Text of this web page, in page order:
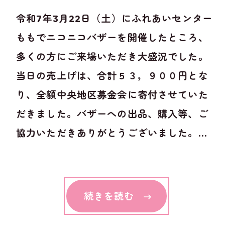
令和7年3月22日（土）にふれあいセンター
ももでニコニコバザーを開催したところ、
多くの方にご来場いただき大盛況でした。
当日の売上げは、合計５３，９００円とな
り、全額中央地区募金会に寄付させていた
だきました。バザーへの出品、購入等、ご
協力いただきありがとうございました。...
続きを読む